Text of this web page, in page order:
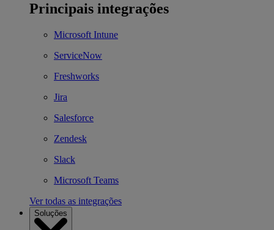
Principais integrações
Microsoft Intune
ServiceNow
Freshworks
Jira
Salesforce
Zendesk
Slack
Microsoft Teams
Ver todas as integrações
Soluções